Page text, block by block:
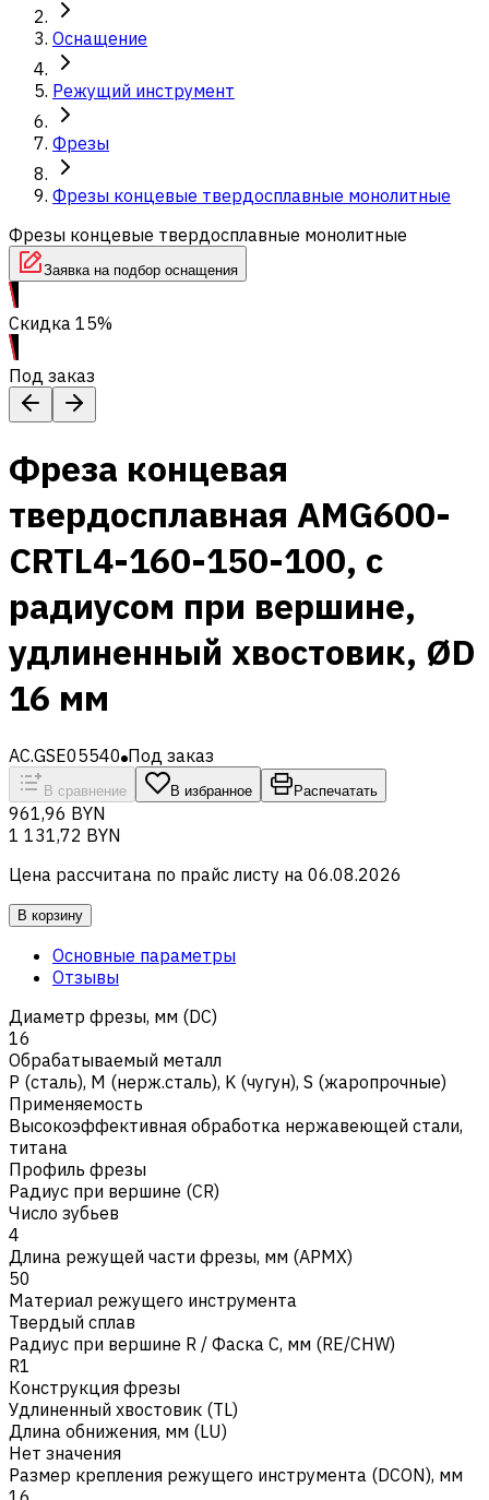
Оснащение
Режущий инструмент
Фрезы
Фрезы концевые твердосплавные монолитные
Фрезы концевые твердосплавные монолитные
Заявка на подбор оснащения
Скидка 15%
Под заказ
Фреза концевая
твердосплавная AMG600-
CRTL4-160-150-100, с
радиусом при вершине,
удлиненный хвостовик, ØD
16 мм
AC.GSE05540 Под заказ
В сравнение В избранное Распечатать
961,96 BYN
1 131,72 BYN
Цена рассчитана по прайс листу на 06.08.2026
В корзину
Основные параметры
Отзывы
Диаметр фрезы, мм (DC)
16
Обрабатываемый металл
Р (сталь), M (нерж.сталь), K (чугун), S (жаропрочные)
Применяемость
Высокоэффективная обработка нержавеющей стали,
титана
Профиль фрезы
Радиус при вершине (CR)
Число зубьев
4
Длина режущей части фрезы, мм (APMX)
50
Материал режущего инструмента
Твердый сплав
Радиус при вершине R / Фаска C, мм (RE/CHW)
R1
Конструкция фрезы
Удлиненный хвостовик (TL)
Длина обнижения, мм (LU)
Нет значения
Размер крепления режущего инструмента (DCON), мм